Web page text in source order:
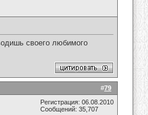
своего любимого
#79
Регистрация: 06.08.2010
Сообщений: 35,707